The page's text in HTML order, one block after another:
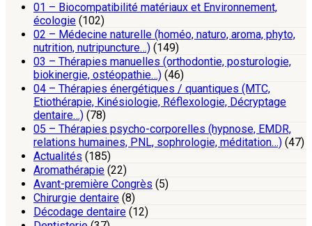
01 – Biocompatibilité matériaux et Environnement,
écologie (102)
02 – Médecine naturelle (homéo, naturo, aroma, phyto,
nutrition, nutripuncture…) (149)
03 – Thérapies manuelles (orthodontie, posturologie,
biokinergie, ostéopathie…) (46)
04 – Thérapies énergétiques / quantiques (MTC,
Etiothérapie, Kinésiologie, Réflexologie, Décryptage
dentaire…) (78)
05 – Thérapies psycho-corporelles (hypnose, EMDR,
relations humaines, PNL, sophrologie, méditation…) (47)
Actualités (185)
Aromathérapie (22)
Avant-première Congrès (5)
Chirurgie dentaire (8)
Décodage dentaire (12)